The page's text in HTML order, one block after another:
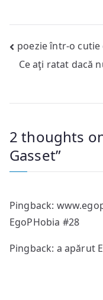
Post
poezie într-o cutie
Ce aţi ratat dacă
2 thoughts
Gasset”
Pingback:
EgoPHobia #28
Pingback: a apărut